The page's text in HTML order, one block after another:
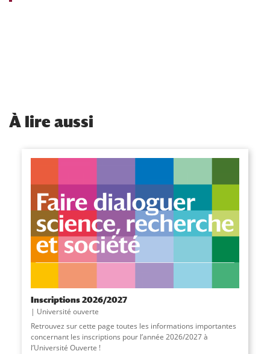
À lire aussi
Inscriptions 2026/2027
Université ouverte
Retrouvez sur cette page toutes les informations importantes
concernant les inscriptions pour l’année 2026/2027 à
l’Université Ouverte !